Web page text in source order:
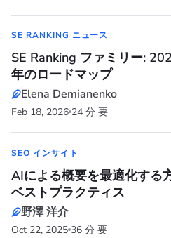
SE RANKING ニュース
SE Ranking ファミリー:
年のロードマップ
Elena Demianenko
Feb 18, 2026 24 分 要
SEO インサイト
AIによる概要を最適化する
ベストプラクティス
野澤 洋介
Oct 22, 2025 36 分 要